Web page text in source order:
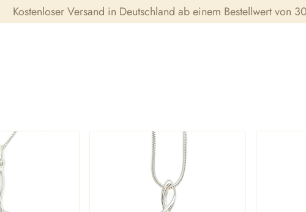
Kostenloser Versand in Deutschland ab einem Bestellwert von